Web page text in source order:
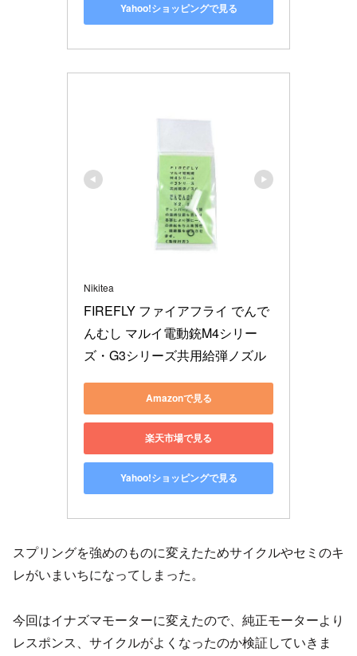
Yahoo!ショッピングで見る
Nikitea
FIREFLY ファイアフライ でんで
んむし マルイ電動銃M4シリー
ズ・G3シリーズ共用給弾ノズル
Amazonで見る
楽天市場で見る
Yahoo!ショッピングで見る
スプリングを強めのものに変えたためサイクルやセミのキ
レがいまいちになってしまった。
今回はイナズマモーターに変えたので、純正モーターより
レスポンス、サイクルがよくなったのか検証していきま